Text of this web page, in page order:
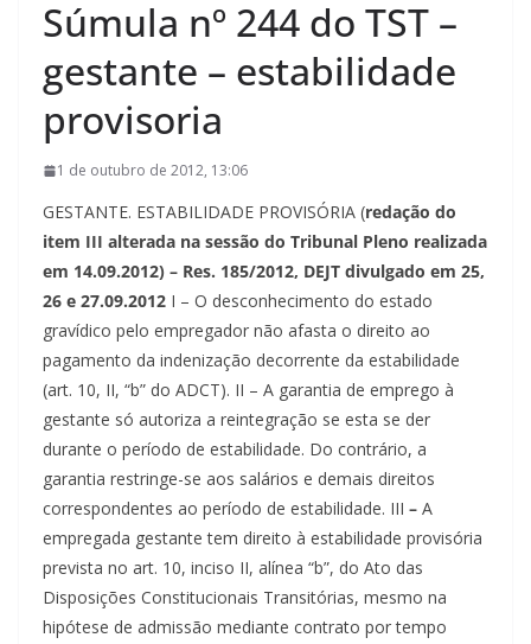
Súmula nº 244 do TST –
gestante – estabilidade
provisoria
1 de outubro de 2012, 13:06
GESTANTE. ESTABILIDADE PROVISÓRIA (redação do
item III alterada na sessão do Tribunal Pleno realizada
em 14.09.2012) – Res. 185/2012, DEJT divulgado em 25,
26 e 27.09.2012 I – O desconhecimento do estado
gravídico pelo empregador não afasta o direito ao
pagamento da indenização decorrente da estabilidade
(art. 10, II, “b” do ADCT). II – A garantia de emprego à
gestante só autoriza a reintegração se esta se der
durante o período de estabilidade. Do contrário, a
garantia restringe-se aos salários e demais direitos
correspondentes ao período de estabilidade. III – A
empregada gestante tem direito à estabilidade provisória
prevista no art. 10, inciso II, alínea “b”, do Ato das
Disposições Constitucionais Transitórias, mesmo na
hipótese de admissão mediante contrato por tempo